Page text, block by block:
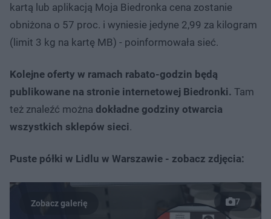
kartą lub aplikacją Moja Biedronka cena zostanie
obniżona o 57 proc. i wyniesie jedyne 2,99 za kilogram
(limit 3 kg na kartę MB) - poinformowała sieć.
Kolejne oferty w ramach rabato-godzin będą
publikowane na stronie internetowej Biedronki. Tam
też znaleźć można dokładne godziny otwarcia
wszystkich sklepów sieci.
Puste półki w Lidlu w Warszawie - zobacz zdjęcia:
7